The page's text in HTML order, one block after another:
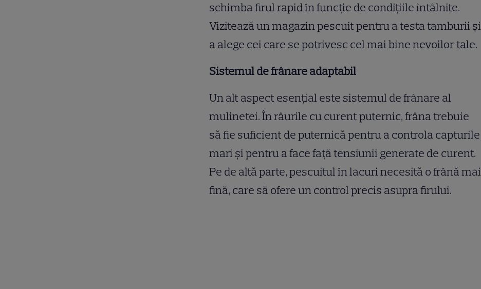
schimba firul rapid în funcție de condițiile întâlnite.
Vizitează un magazin pescuit pentru a testa tamburii și
a alege cei care se potrivesc cel mai bine nevoilor tale.
Sistemul de frânare adaptabil
Un alt aspect esențial este sistemul de frânare al
mulinetei. În râurile cu curent puternic, frâna trebuie
să fie suficient de puternică pentru a controla capturile
mari și pentru a face față tensiunii generate de curent.
Pe de altă parte, pescuitul în lacuri necesită o frână mai
fină, care să ofere un control precis asupra firului.